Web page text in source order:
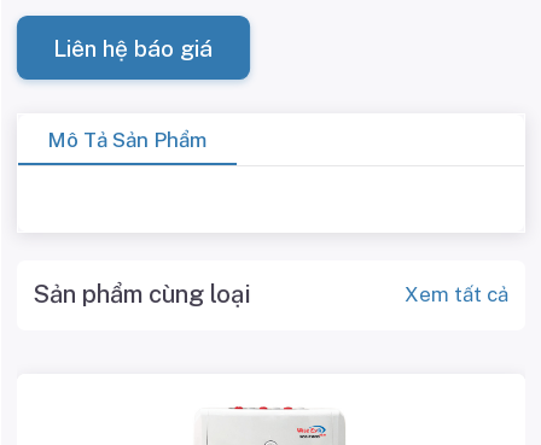
Liên hệ báo giá
Mô Tả Sản Phẩm
Sản phẩm cùng loại Xem tất cả